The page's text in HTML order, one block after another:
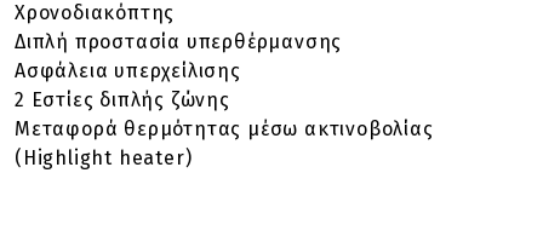
Χρονοδιακόπτης
Διπλή προστασία υπερθέρμανσης
Ασφάλεια υπερχείλισης
2 Εστίες διπλής ζώνης
Μεταφορά θερμότητας μέσω ακτινοβολίας
(Highlight heater)